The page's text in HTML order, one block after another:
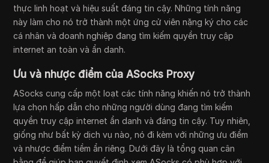
thực linh hoạt và hiệu suất đáng tin cậy. Những tính năng
này làm cho nó trở thành một ứng cử viên nặng ký cho các
cá nhân và doanh nghiệp đang tìm kiếm quyền truy cập
internet an toàn và ẩn danh.
Ưu và nhược điểm của ASocks Proxy
ASocks cung cấp một loạt các tính năng khiến nó trở thành
lựa chọn hấp dẫn cho những người dùng đang tìm kiếm
quyền truy cập internet ẩn danh và đáng tin cậy. Tuy nhiên,
giống như bất kỳ dịch vụ nào, nó đi kèm với những ưu điểm
và nhược điểm tiềm ẩn riêng. Dưới đây là tổng quan cân